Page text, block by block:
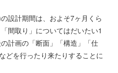
設計期間は、およそ7ヶ月くら
間取り」についてはだいたい1
計画の「断面」「構造」「仕
どを行ったり来たりすることに